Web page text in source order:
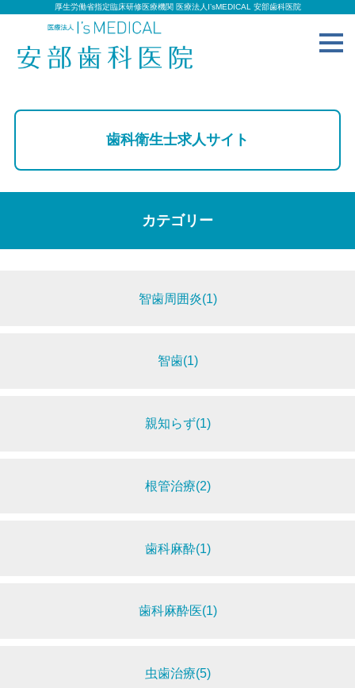
厚生労働省指定臨床研修医療機関 医療法人I’sMEDICAL 安部歯科医院
歯科衛生士求人サイト
カテゴリー
智歯周囲炎(1)
智歯(1)
親知らず(1)
根管治療(2)
歯科麻酔(1)
歯科麻酔医(1)
虫歯治療(5)